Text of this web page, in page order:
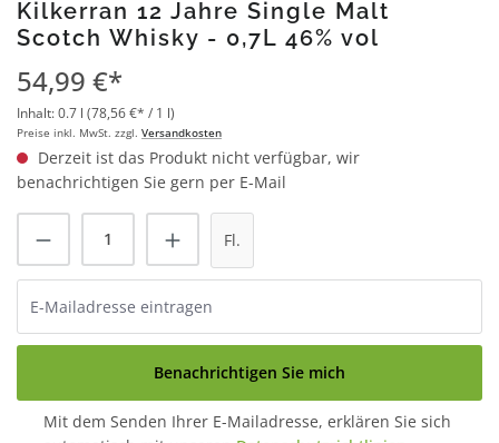
Kilkerran 12 Jahre Single Malt
Scotch Whisky - 0,7L 46% vol
54,99 €*
Inhalt:0.7 l (78,56 €* / 1 l)
Preise inkl. MwSt. zzgl. Versandkosten
Derzeit ist das Produkt nicht verfügbar, wir
benachrichtigen Sie gern per E-Mail
Fl.
Benachrichtigen Sie mich
Mit dem Senden Ihrer E-Mailadresse, erklären Sie sich